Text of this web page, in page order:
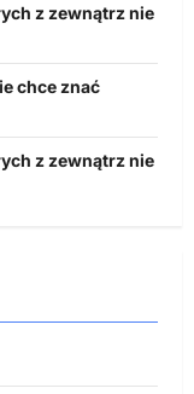
z zewnątrz nie
chce znać
z zewnątrz nie